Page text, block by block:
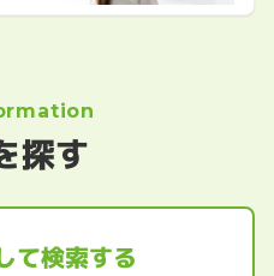
探す
て検索する